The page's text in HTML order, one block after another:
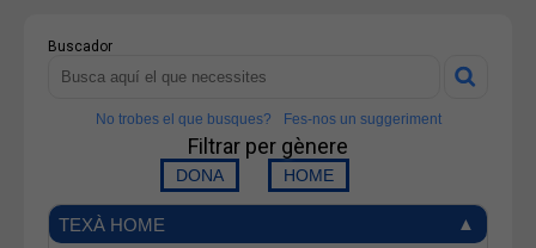
Buscador
No trobes el que busques? Fes-nos un suggeriment
Filtrar per gènere
TEXÀ HOME